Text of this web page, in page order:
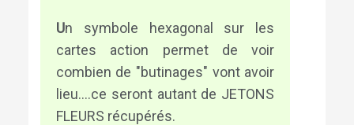
Un symbole hexagonal sur les
cartes action permet de voir
combien de "butinages" vont avoir
lieu....ce seront autant de JETONS
FLEURS récupérés.